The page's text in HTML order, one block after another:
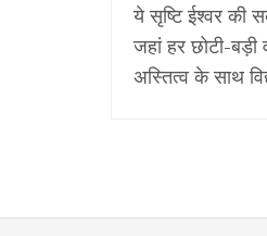
ये सृष्टि ईश्वर की
जहां हर छोटी-
अस्तित्व के साथ